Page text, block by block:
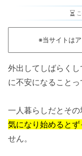
※当サイトは
外出してしばらく
に不安になることっ
一人暮らしだとその
気になり始めると
せん。